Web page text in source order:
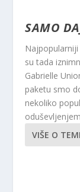
SAMO
su tada
Gabrielle
paketu smo
nekoliko
VIŠE O TEMI